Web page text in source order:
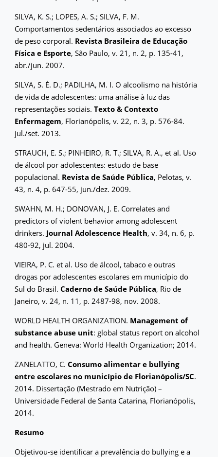
SILVA, K. S.; LOPES, A. S.; SILVA, F. M.
Comportamentos sedentários associados ao excesso
de peso corporal. Revista Brasileira de Educação
Física e Esporte, São Paulo, v. 21, n. 2, p. 135-41,
abr./jun. 2007.
SILVA, S. É. D.; PADILHA, M. I. O alcoolismo na história
de vida de adolescentes: uma análise à luz das
representações sociais. Texto & Contexto
Enfermagem, Florianópolis, v. 22, n. 3, p. 576-84.
jul./set. 2013.
STRAUCH, E. S.; PINHEIRO, R. T.; SILVA, R. A., et al. Uso
de álcool por adolescentes: estudo de base
populacional. Revista de Saúde Pública, Pelotas, v.
43, n. 4, p. 647-55, jun./dez. 2009.
SWAHN, M. H.; DONOVAN, J. E. Correlates and
predictors of violent behavior among adolescent
drinkers. Journal Adolescence Health, v. 34, n. 6, p.
480-92, jul. 2004.
VIEIRA, P. C. et al. Uso de álcool, tabaco e outras
drogas por adolescentes escolares em município do
Sul do Brasil. Caderno de Saúde Pública, Rio de
Janeiro, v. 24, n. 11, p. 2487-98, nov. 2008.
WORLD HEALTH ORGANIZATION. Management of
substance abuse unit: global status report on alcohol
and health. Geneva: World Health Organization; 2014.
ZANELATTO, C. Consumo alimentar e bullying
entre escolares no município de Florianópolis/SC.
2014. Dissertação (Mestrado em Nutrição) –
Universidade Federal de Santa Catarina, Florianópolis,
2014.
Resumo
Objetivou-se identificar a prevalência do bullying e a